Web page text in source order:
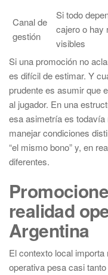
Canal de
gestión
Si todo
cajero o hay
visibles
Si una promoción no
es difícil de estimar. Y
prudente es asumir que
al jugador. En una
esa asimetría es
manejar condiciones
“el mismo bono” y, en
diferentes.
realidad
Argentina
El contexto local
operativa pesa casi